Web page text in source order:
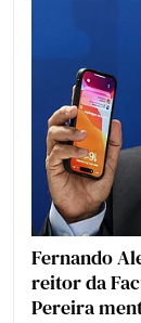
Fernando
reitor da
Pereira